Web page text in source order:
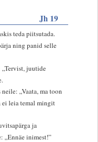
Jh 19
teda piitsutada.
ning panid selle
juutide
„Vaata, ma toon
ei leia temal mingit
ja
„Ennäe inimest!”